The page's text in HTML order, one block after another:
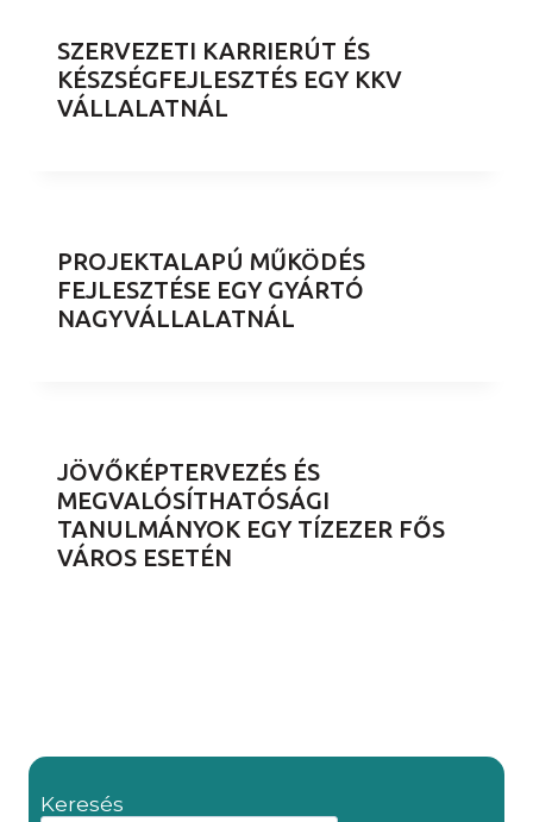
SZERVEZETI KARRIERÚT ÉS
KÉSZSÉGFEJLESZTÉS EGY KKV
VÁLLALATNÁL
PROJEKTALAPÚ MŰKÖDÉS
FEJLESZTÉSE EGY GYÁRTÓ
NAGYVÁLLALATNÁL
JÖVŐKÉPTERVEZÉS ÉS
MEGVALÓSÍTHATÓSÁGI
TANULMÁNYOK EGY TÍZEZER FŐS
VÁROS ESETÉN
Keresés